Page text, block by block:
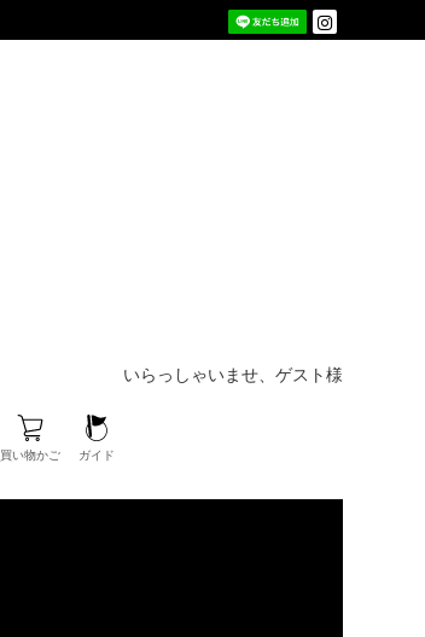
いらっしゃいませ、ゲスト様
買い物かご ガイド